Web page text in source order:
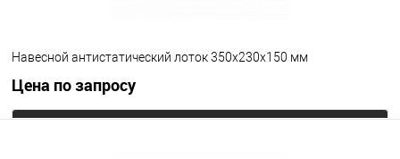
Навесной антистатический лоток 350х230х150 мм
Цена по запросу